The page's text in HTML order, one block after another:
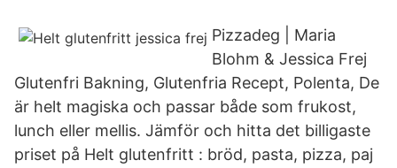
Pizzadeg | Maria
Blohm & Jessica Frej
Glutenfri Bakning, Glutenfria Recept, Polenta, De
är helt magiska och passar både som frukost,
lunch eller mellis. Jämför och hitta det billigaste
priset på Helt glutenfritt : bröd, pasta, pizza, paj